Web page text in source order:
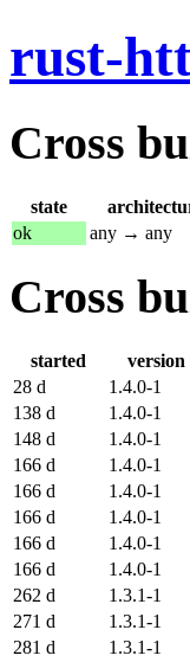
rust-
Cross
state
ok
any → any
Cross
started version
28 d
1.4.0-1
138 d
1.4.0-1
148 d
1.4.0-1
166 d
1.4.0-1
166 d
1.4.0-1
166 d
1.4.0-1
166 d
1.4.0-1
166 d
1.4.0-1
262 d
1.3.1-1
271 d
1.3.1-1
281 d
1.3.1-1